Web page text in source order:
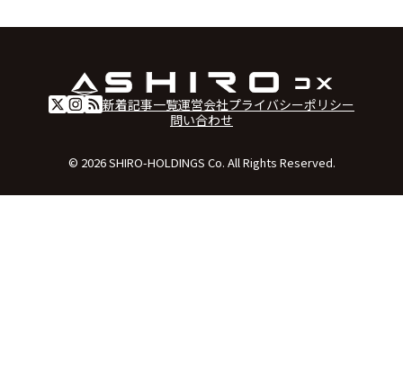
新着記事一覧運営会社プライバシーポリシー
問い合わせ
© 2026 SHIRO-HOLDINGS Co. All Rights Reserved.